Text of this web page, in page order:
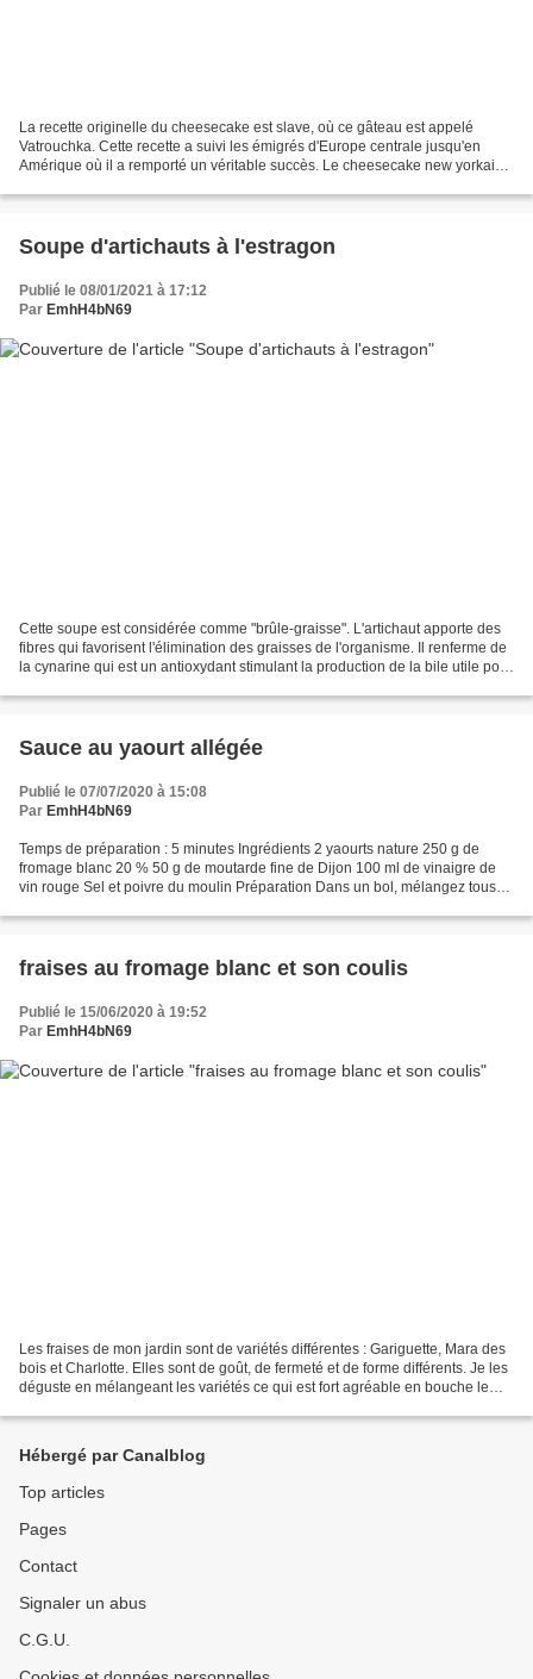
La recette originelle du cheesecake est slave, où ce gâteau est appelé
Vatrouchka. Cette recette a suivi les émigrés d'Europe centrale jusqu'en
Amérique où il a remporté un véritable succès. Le cheesecake new yorkais
Soupe d'artichauts à l'estragon
Publié le 08/01/2021 à 17:12
Par EmhH4bN69
Cette soupe est considérée comme "brûle-graisse". L'artichaut apporte des
fibres qui favorisent l'élimination des graisses de l'organisme. Il renferme de
la cynarine qui est un antioxydant stimulant la production de la bile utile pour
Sauce au yaourt allégée
Publié le 07/07/2020 à 15:08
Par EmhH4bN69
Temps de préparation : 5 minutes Ingrédients 2 yaourts nature 250 g de
fromage blanc 20 % 50 g de moutarde fine de Dijon 100 ml de vinaigre de
vin rouge Sel et poivre du moulin Préparation Dans un bol, mélangez tous
fraises au fromage blanc et son coulis
Publié le 15/06/2020 à 19:52
Par EmhH4bN69
Les fraises de mon jardin sont de variétés différentes : Gariguette, Mara des
bois et Charlotte. Elles sont de goût, de fermeté et de forme différents. Je les
déguste en mélangeant les variétés ce qui est fort agréable en bouche le
Hébergé par Canalblog
Top articles
Pages
Contact
Signaler un abus
C.G.U.